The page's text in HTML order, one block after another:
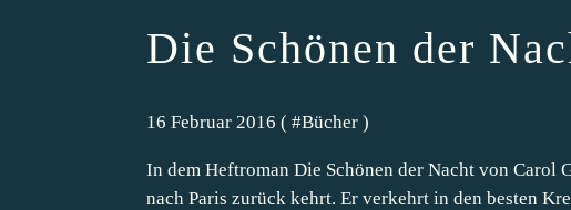
Die Schönen der
16 Februar 2016 ( #Bücher )
In dem Heftroman Die Schönen der Nacht von Carol
nach Paris zurück kehrt. Er verkehrt in den besten